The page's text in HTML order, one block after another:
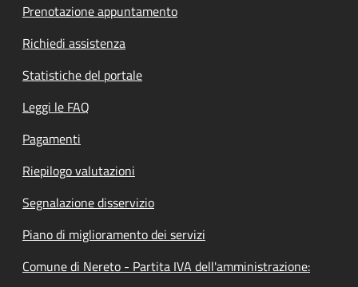
Prenotazione appuntamento
Richiedi assistenza
Statistiche del portale
Leggi le FAQ
Pagamenti
Riepilogo valutazioni
Segnalazione disservizio
Piano di miglioramento dei servizi
Comune di Nereto - Partita IVA dell'amministrazione: